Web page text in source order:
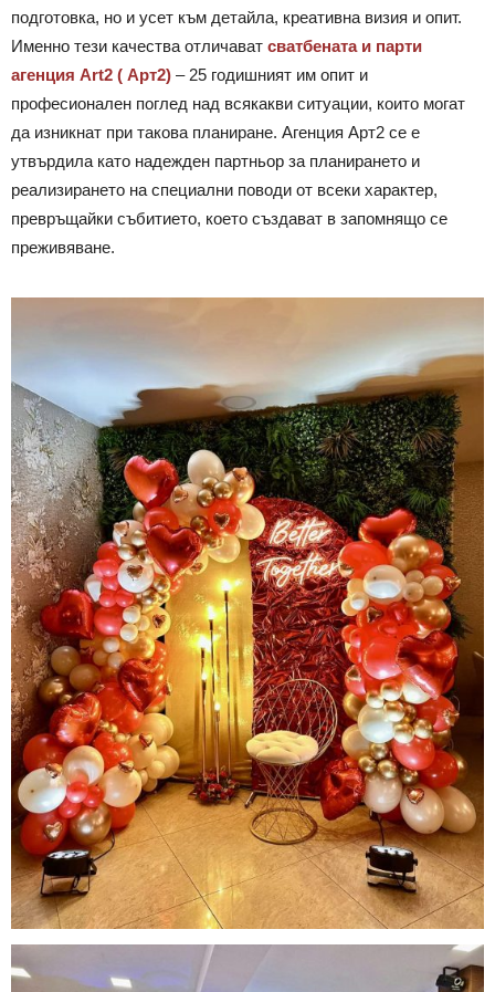
подготовка, но и усет към детайла, креативна визия и опит.
Именно тези качества отличават сватбената и парти
агенция Art2 ( Арт2) – 25 годишният им опит и
професионален поглед над всякакви ситуации, които могат
да изникнат при такова планиране. Агенция Арт2 се е
утвърдила като надежден партньор за планирането и
реализирането на специални поводи от всеки характер,
превръщайки събитието, което създават в запомнящо се
преживяване.